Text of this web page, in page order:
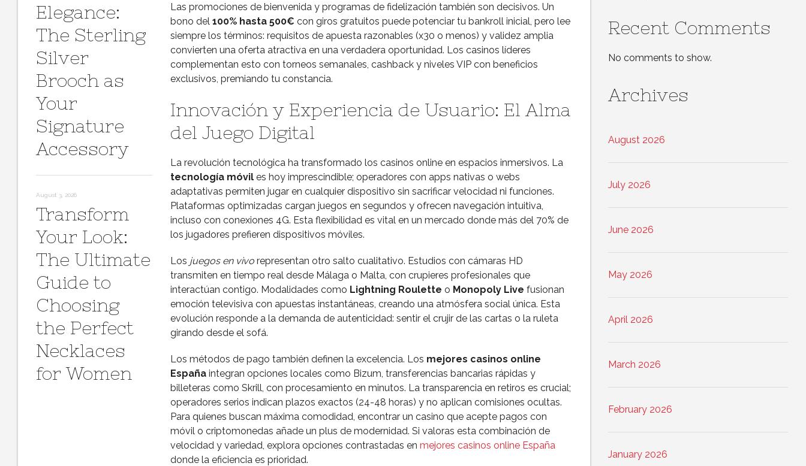
Las promociones de bienvenida y programas de fidelización también son decisivos. Un
bono del 100% hasta 500€ con giros gratuitos puede potenciar tu bankroll inicial, pero lee
siempre los términos: requisitos de apuesta razonables (x30 o menos) y validez amplia
convierten una oferta atractiva en una verdadera oportunidad. Los casinos líderes
complementan esto con torneos semanales, cashback y niveles VIP con beneficios
exclusivos, premiando tu constancia.
Innovación y Experiencia de Usuario: El Alma
del Juego Digital
La revolución tecnológica ha transformado los casinos online en espacios inmersivos. La
tecnología móviles hoy imprescindible; operadores con apps nativas o webs
adaptativas permiten jugar en cualquier dispositivo sin sacrificar velocidad ni funciones.
Plataformas optimizadas cargan juegos en segundos y ofrecen navegación intuitiva,
incluso con conexiones 4G. Esta flexibilidad es vital en un mercado donde más del 70% de
los jugadores prefieren dispositivos móviles.
Los juegos en vivorepresentan otro salto cualitativo. Estudios con cámaras HD
transmiten en tiempo real desde Málaga o Malta, con crupieres profesionales que
interactúan contigo. Modalidades como Lightning Roulette o Monopoly Live fusionan
emoción televisiva con apuestas instantáneas, creando una atmósfera social única. Esta
evolución responde a la demanda de autenticidad: sentir el crujir de las cartas o la ruleta
girando desde el sofá.
Los métodos de pago también definen la excelencia. Los mejores casinos online
Españaintegran opciones locales como Bizum, transferencias bancarias rápidas y
billeteras como Skrill, con procesamiento en minutos. La transparencia en retiros es crucial;
operadores serios indican plazos exactos (24-48 horas) y no aplican comisiones ocultas.
Para quienes buscan máxima comodidad, encontrar un casino que acepte pagos con
móvil o criptomonedas añade un plus de modernidad. Si valoras esta combinación de
velocidad y variedad, explora opciones contrastadas en mejores casinos online España
donde la eficiencia es prioridad.
Elegance:
The Sterling
Silver
Brooch as
Your
Signature
Accessory
August 3, 2026
Transform
Your Look:
The Ultimate
Guide to
Choosing
the Perfect
Necklaces
for Women
Recent Comments
No comments to show.
Archives
August 2026
July 2026
June 2026
May 2026
April 2026
March 2026
February 2026
January 2026